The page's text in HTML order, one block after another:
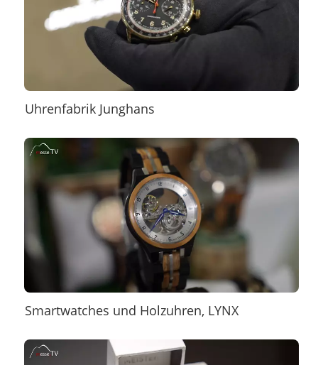
Uhrenfabrik Junghans
Smartwatches und Holzuhren, LYNX